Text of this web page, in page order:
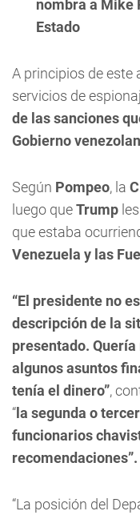
nombra a Mike
Estado
A principios de este
servicios de
de las sanciones
Gobierno
Según Pompeo, la
luego queTrump
que estaba
Venezuela y las
“El presidente no
descripción de la
presentado.
algunos asuntos
tenía el dinero”,
“ la segunda o
funcionarios
recomendaciones”.
“La posición del